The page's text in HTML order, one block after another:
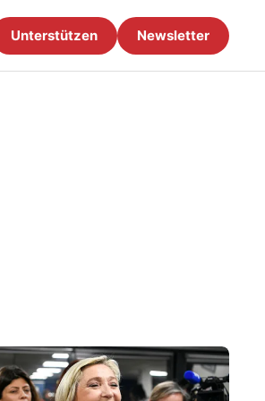
Unterstützen Newsletter